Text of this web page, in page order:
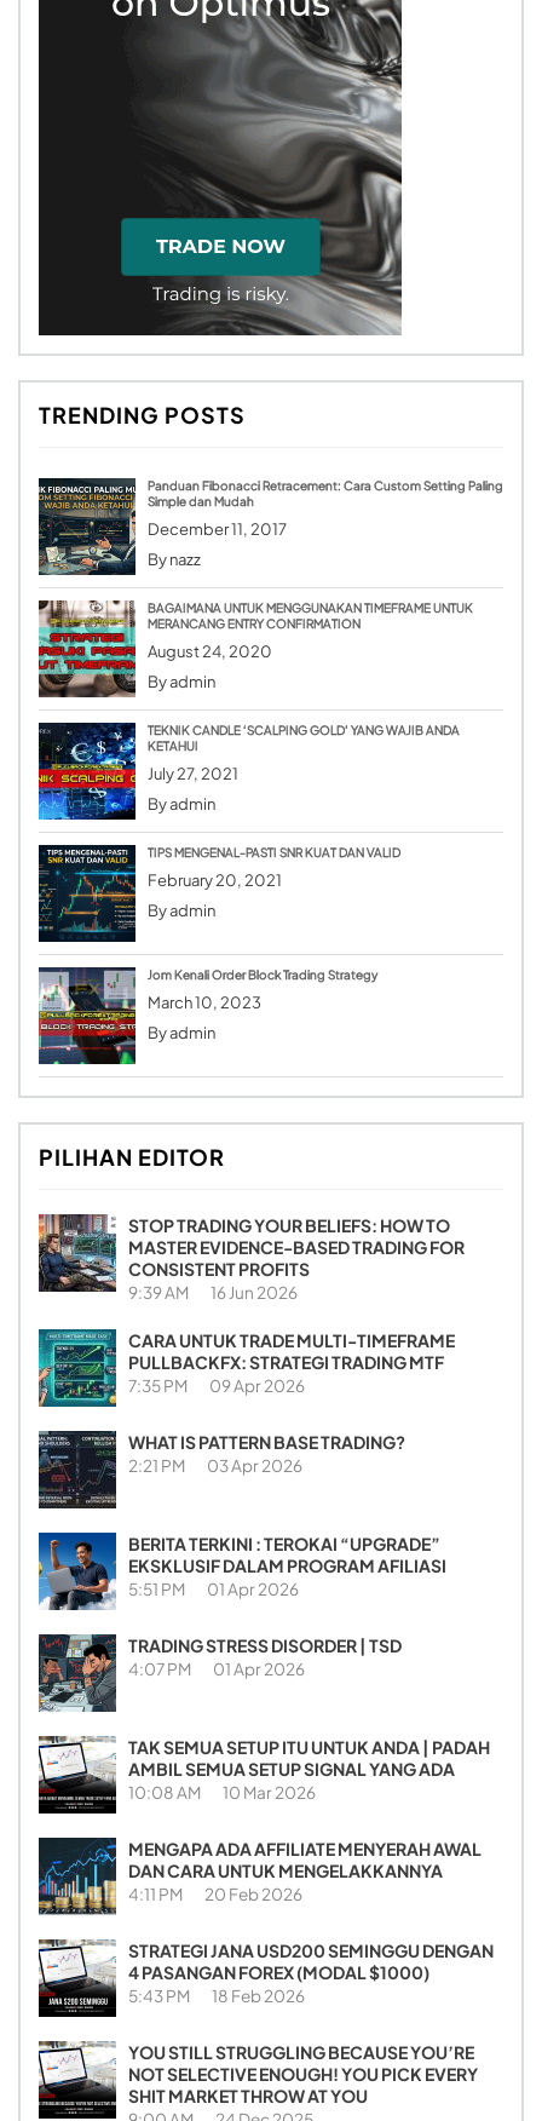
TRENDING POSTS
Panduan Fibonacci Retracement: Cara Custom Setting Paling
Simple dan Mudah
December 11, 2017
Bynazz
BAGAIMANA UNTUK MENGGUNAKAN TIMEFRAME UNTUK
MERANCANG ENTRY CONFIRMATION
August 24, 2020
Byadmin
TEKNIK CANDLE ‘SCALPING GOLD’ YANG WAJIB ANDA
KETAHUI
July 27, 2021
Byadmin
TIPS MENGENAL-PASTI SNR KUAT DAN VALID
February 20, 2021
Byadmin
Jom Kenali Order Block Trading Strategy
March 10, 2023
Byadmin
PILIHAN EDITOR
STOP TRADING YOUR BELIEFS: HOW TO
MASTER EVIDENCE-BASED TRADING FOR
CONSISTENT PROFITS
9:39 AM 16 Jun 2026
CARA UNTUK TRADE MULTI-TIMEFRAME
PULLBACKFX: STRATEGI TRADING MTF
7:35 PM 09 Apr 2026
WHAT IS PATTERN BASE TRADING?
2:21 PM 03 Apr 2026
BERITA TERKINI : TEROKAI “UPGRADE”
EKSKLUSIF DALAM PROGRAM AFILIASI
5:51 PM 01 Apr 2026
TRADING STRESS DISORDER | TSD
4:07 PM 01 Apr 2026
TAK SEMUA SETUP ITU UNTUK ANDA | PADAH
AMBIL SEMUA SETUP SIGNAL YANG ADA
10:08 AM 10 Mar 2026
MENGAPA ADA AFFILIATE MENYERAH AWAL
DAN CARA UNTUK MENGELAKKANNYA
4:11 PM 20 Feb 2026
STRATEGI JANA USD200 SEMINGGU DENGAN
4 PASANGAN FOREX (MODAL $1000)
5:43 PM 18 Feb 2026
YOU STILL STRUGGLING BECAUSE YOU’RE
NOT SELECTIVE ENOUGH! YOU PICK EVERY
SHIT MARKET THROW AT YOU